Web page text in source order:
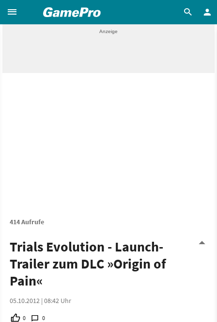
414 Aufrufe
Trials Evolution - Launch-
Trailer zum DLC »Origin of
Pain«
05.10.2012 | 08:42 Uhr
0 0